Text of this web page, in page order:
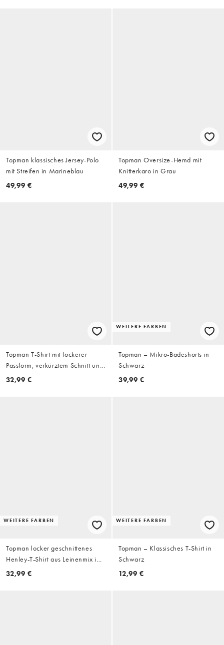
Topman klassisches Jersey-Polo
mit Streifen in Marineblau
49,99 €
Topman Oversize-Hemd mit
Knitterkaro in Grau
49,99 €
Topman T-Shirt mit lockerer
Passform, verkürztem Schnitt und
Lagenoptik, mit Waffelärmel in
32,99 €
WEITERE FARBEN
Topman – Mikro-Badeshorts in
Schwarz
39,99 €
WEITERE FARBEN
Topman locker geschnittenes
Henley-T-Shirt aus Leinenmix in
Petrolblau
32,99 €
WEITERE FARBEN
Topman – Klassisches T-Shirt in
Schwarz
12,99 €